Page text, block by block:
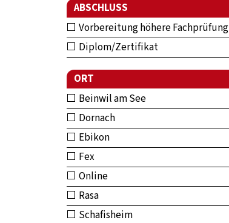
ABSCHLUSS
Vorbereitung höhere Fachprüfung
Diplom/Zertifikat
ORT
Beinwil am See
Dornach
Ebikon
Fex
Online
Rasa
Schafisheim